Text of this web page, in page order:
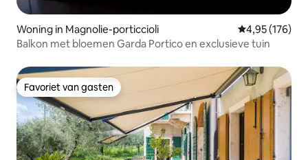
Woning in Magnolie-porticcioli Gemiddelde
4,95 (176)
Balkon met bloemen Garda Portico en exclusieve tuin
Favoriet van gasten
Favoriet van gasten